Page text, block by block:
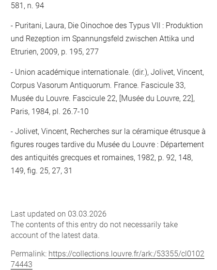
581, n. 94
Puritani, Laura, Die Oinochoe des Typus VII : Produktion
und Rezeption im Spannungsfeld zwischen Attika und
Etrurien, 2009, p. 195, 277
Union académique internationale. (dir.), Jolivet, Vincent,
Corpus Vasorum Antiquorum. France. Fascicule 33,
Musée du Louvre. Fascicule 22, [Musée du Louvre, 22],
Paris, 1984, pl. 26.7-10
Jolivet, Vincent, Recherches sur la céramique étrusque à
figures rouges tardive du Musée du Louvre : Département
des antiquités grecques et romaines, 1982, p. 92, 148,
149, fig. 25, 27, 31
Last updated on 03.03.2026
The contents of this entry do not necessarily take
account of the latest data.
Permalink: https://collections.louvre.fr/ark:/53355/cl0102
74443